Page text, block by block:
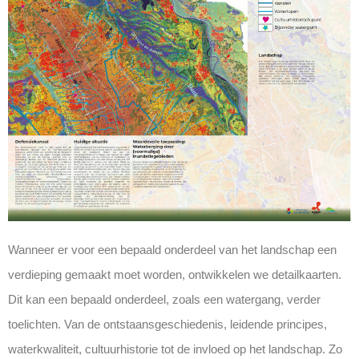
Wanneer er voor een bepaald onderdeel van het landschap een
verdieping gemaakt moet worden, ontwikkelen we detailkaarten.
Dit kan een bepaald onderdeel, zoals een watergang, verder
toelichten. Van de ontstaansgeschiedenis, leidende principes,
waterkwaliteit, cultuurhistorie tot de invloed op het landschap. Zo